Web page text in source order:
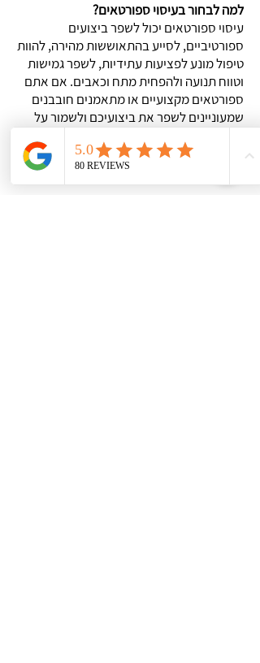
?למה לבחור בעיסוי ספורטאים
עיסוי ספורטאים יכול לשפר ביצועים
ספורטיביים, לסייע בהתאוששות מהירה, להוות
טיפול מונע לפציעות עתידיות, לשפר גמישות
וטווח תנועה ולהפחית מתח וכאבים. אם אתם
ספורטאים מקצועיים או מתאמנים חובבנים
שמעוניינים לשפר את ביצועיכם ולשמור על
המושלמת להשגת המטרות שלכם. פנו אלינו
היום לטיפול מקצועי ויעיל